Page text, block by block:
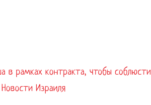
рамках контракта, чтобы соблюсти
Новости Израиля